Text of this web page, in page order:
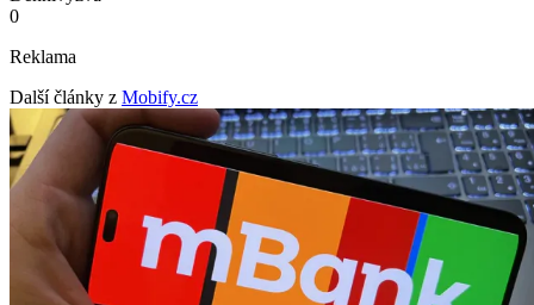
0
Reklama
Další články z Mobify.cz